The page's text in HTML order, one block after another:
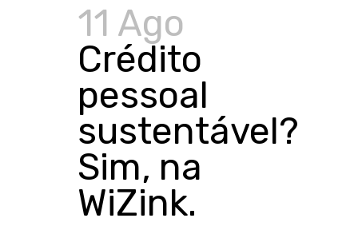
11 Ago
Crédito
pessoal
sustentável?
Sim, na
WiZink.